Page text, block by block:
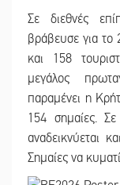
Σε διεθνές
βράβευσε για το
και 158
μεγάλος
παραμένει η
154 σημαίες.
αναδεικνύεται
Σημαίες να